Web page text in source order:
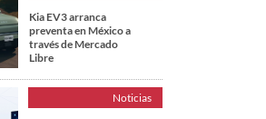
Kia EV3 arranca
preventa en México a
través de Mercado
Libre
Noticias